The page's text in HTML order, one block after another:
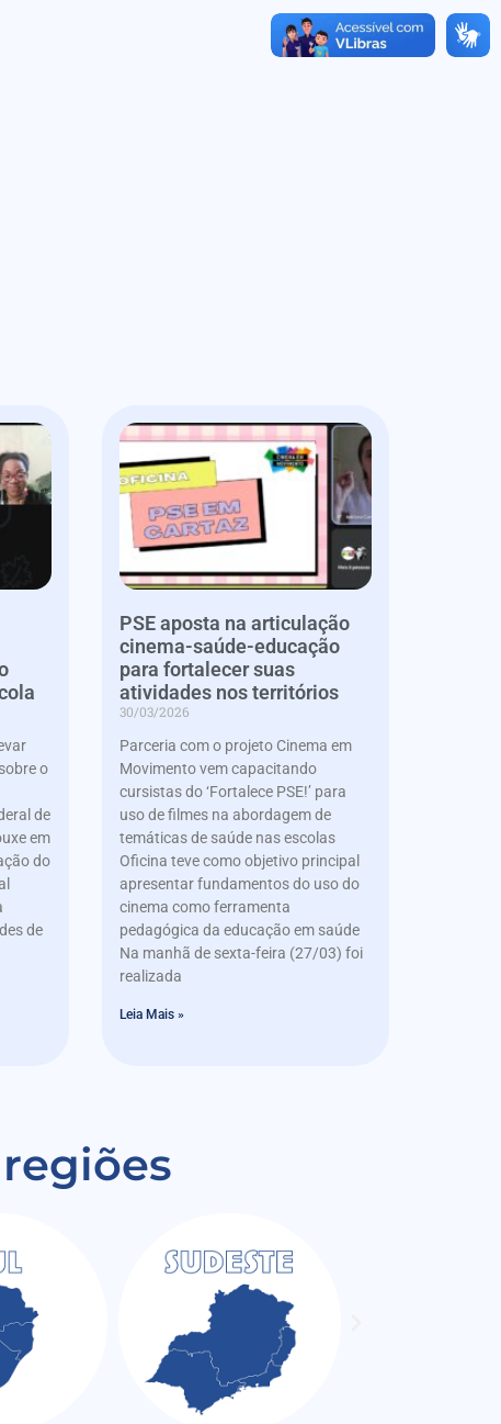
o
de
em
do
de
PSE aposta na articulação
cinema-saúde-educação
para fortalecer suas
atividades nos territórios
30/03/2026
Parceria com o projeto Cinema em
Movimento vem capacitando
cursistas do ‘Fortalece PSE!’ para
uso de filmes na abordagem de
temáticas de saúde nas escolas
Oficina teve como objetivo principal
apresentar fundamentos do uso do
cinema como ferramenta
pedagógica da educação em saúde
Na manhã de sexta-feira (27/03) foi
realizada
Leia Mais »